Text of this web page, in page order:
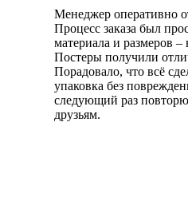
Менеджер оперативно
Процесс заказа был
материала и размеров
Постеры получили
Порадовало, что всё
упаковка без
следующий раз
друзьям.